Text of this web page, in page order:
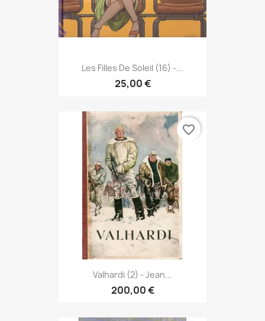
Les Filles De Soleil (16) -...
25,00 €
Valhardi (2) - Jean...
200,00 €
favorite_border